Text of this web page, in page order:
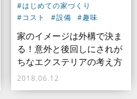
#はじめての家づくり
#コスト
#設備 #趣味
家のイメージは外構で決ま
る！意外と後回しにされが
ちなエクステリアの考え方
2018.06.12